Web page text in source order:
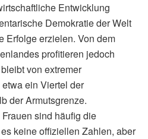
Entwicklung
Demokratie der Welt
Erfolge erzielen. Von dem
profitieren jedoch
von extremer
ein Viertel der
der Armutsgrenze.
sind häufig die
keine offiziellen Zahlen, aber